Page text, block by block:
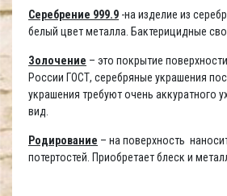
Серебрение 999.9 -на изделие из
белый цвет металла. Бактерицидные
Золочение – это покрытие
России ГОСТ, серебряные украшения
украшения требуют очень аккуратного
вид.
Родирование – на поверхность
потертостей. Приобретает блеск и